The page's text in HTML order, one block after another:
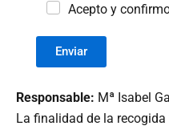
Acepto y
Enviar
Responsable: Mª Isabel
La finalidad de la